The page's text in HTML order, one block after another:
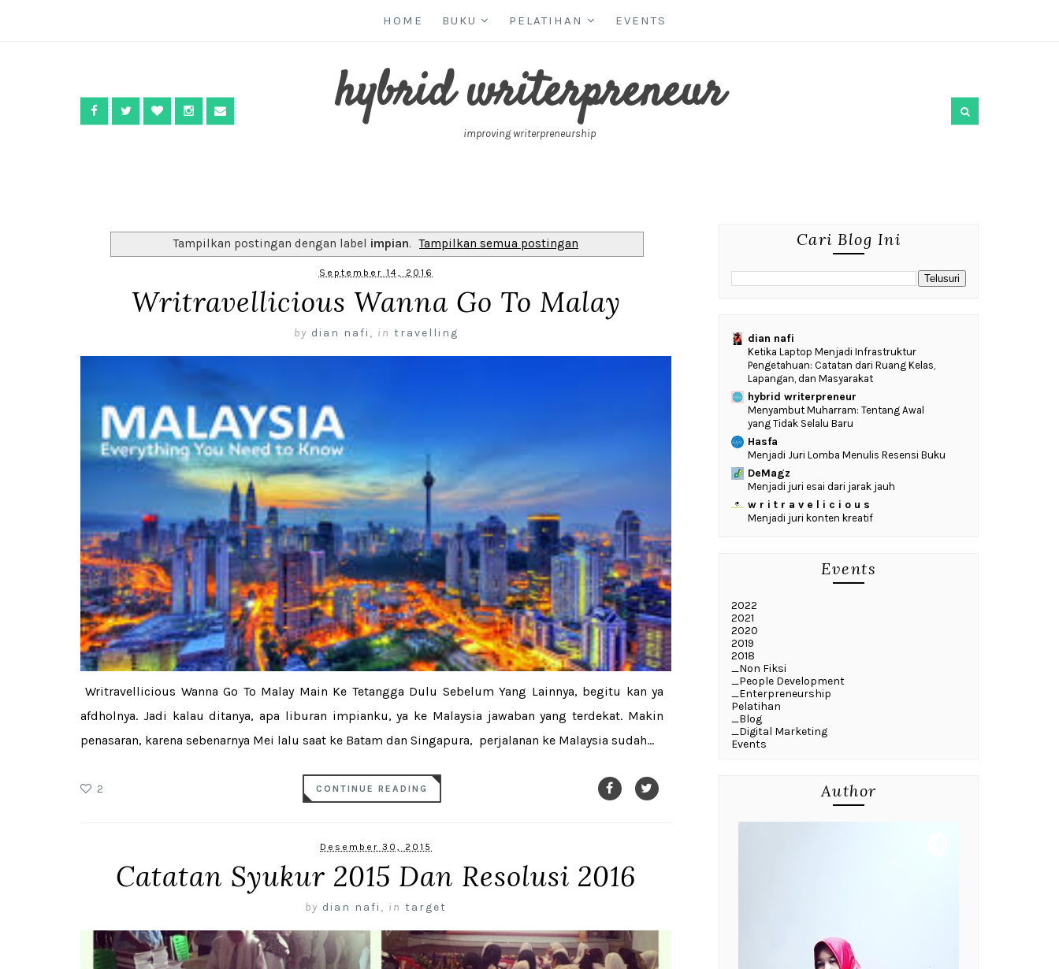
HOME BUKU PELATIHAN EVENTS
hybrid writerpreneur
improving writerpreneurship
Tampilkan postingan dengan label impian. Tampilkan semua postingan
September 14, 2016
Writravellicious Wanna Go To Malay
by dian nafi , in travelling
Writravellicious Wanna Go To Malay Main Ke Tetangga Dulu Sebelum Yang Lainnya, begitu kan ya
afdholnya. Jadi kalau ditanya, apa liburan impianku, ya ke Malaysia jawaban yang terdekat. Makin
penasaran, karena sebenarnya Mei lalu saat ke Batam dan Singapura, perjalanan ke Malaysia sudah...
2 CONTINUE READING
Desember 30, 2015
Catatan Syukur 2015 Dan Resolusi 2016
by dian nafi , in target
Cari Blog Ini
dian nafi
Ketika Laptop Menjadi Infrastruktur
Pengetahuan: Catatan dari Ruang Kelas,
Lapangan, dan Masyarakat
hybrid writerpreneur
Menyambut Muharram: Tentang Awal
yang Tidak Selalu Baru
Hasfa
Menjadi Juri Lomba Menulis Resensi Buku
DeMagz
Menjadi juri esai dari jarak jauh
w r i t r a v e l i c i o u s
Menjadi juri konten kreatif
Events
2022
2021
2020
2019
2018
_Non Fiksi
_People Development
_Enterpreneurship
Pelatihan
_Blog
_Digital Marketing
Events
Author